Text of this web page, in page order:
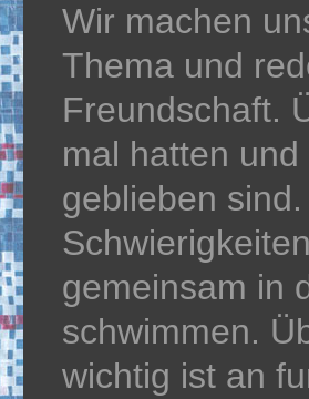
Wir machen
Thema und
Freundschaft.
mal hatten
geblieben
gemeinsam in
schwimmen.
wichtig ist an